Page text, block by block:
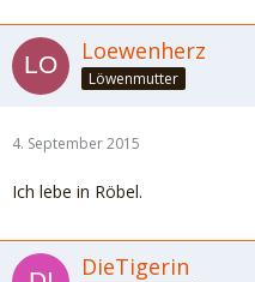
Loewenherz
Löwenmutter
4. September 2015
Ich lebe in Röbel.
DieTigerin